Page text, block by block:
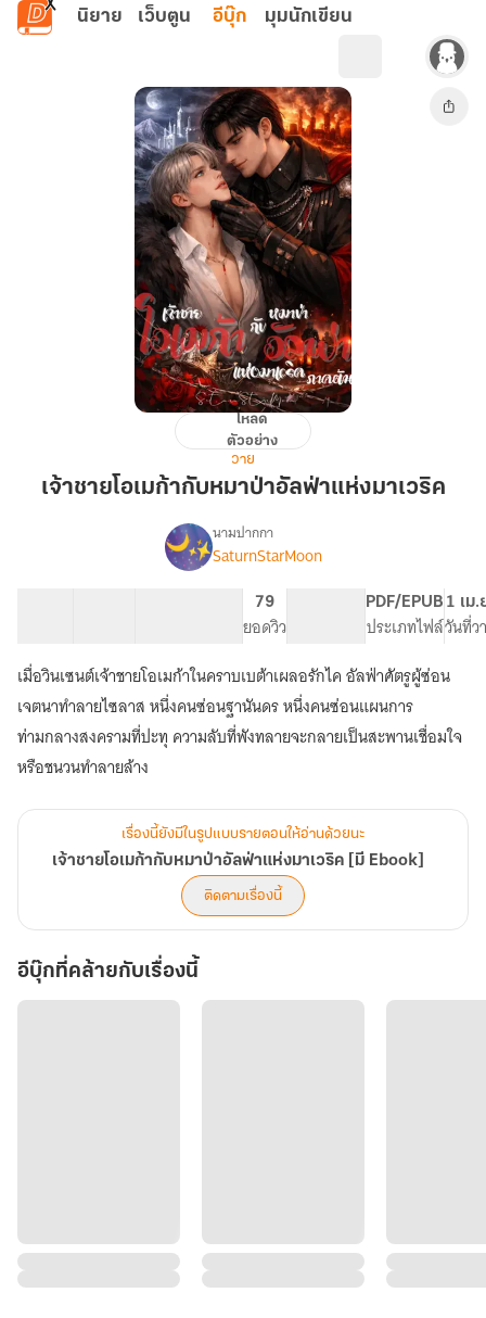
ข้ามไปยังเนื้อหาหลัก
นิยาย เว็บตูน อีบุ๊ก มุมนักเขียน
โอ
มา
เวริ
ค
โหลด
ตัวอย่าง
วาย
เจ้าชายโอเมก้ากับหมาป่าอัลฟ่าแห่งมาเวริค
เรื่อง
ชาย
โอ
เม
กับ
หมา
ป่า
อัลฟ่า
เวริ
ค
[มี
Ebook]
นามปากกา
SaturnStarMoon
79
ยอดวิว
PDF/EPUB
ประเภทไฟล์
1 เม
วันที่ว
เมื่อวินเซนต์เจ้าชายโอเมก้าในคราบเบต้าเผลอรักไค อัลฟ่าศัตรูผู้ซ่อน
เจตนาทำลายไซลาส หนึ่งคนซ่อนฐานันดร หนึ่งคนซ่อนแผนการ
ท่ามกลางสงครามที่ปะทุ ความลับที่พังทลายจะกลายเป็นสะพานเชื่อมใจ
หรือชนวนทำลายล้าง
เรื่องนี้ยังมีในรูปแบบรายตอนให้อ่านด้วยนะ
เจ้าชายโอเมก้ากับหมาป่าอัลฟ่าแห่งมาเวริค [มี Ebook]
ติดตามเรื่องนี้
อีบุ๊กที่คล้ายกับเรื่องนี้